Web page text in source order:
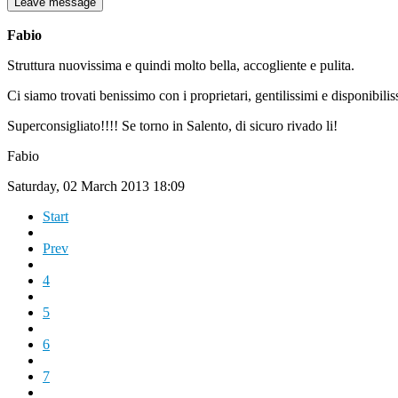
Fabio
Struttura nuovissima e quindi molto bella, accogliente e pulita.
Ci siamo trovati benissimo con i proprietari, gentilissimi e
Superconsigliato!!!! Se torno in Salento, di sicuro rivado li!
Fabio
Saturday, 02 March 2013 18:09
Start
Prev
4
5
6
7